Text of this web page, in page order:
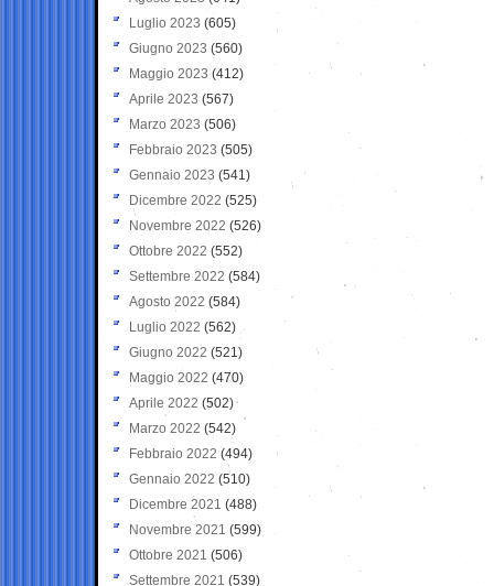
Luglio 2023 (605)
Giugno 2023 (560)
Maggio 2023 (412)
Aprile 2023 (567)
Marzo 2023 (506)
Febbraio 2023 (505)
Gennaio 2023 (541)
Dicembre 2022 (525)
Novembre 2022 (526)
Ottobre 2022 (552)
Settembre 2022 (584)
Agosto 2022 (584)
Luglio 2022 (562)
Giugno 2022 (521)
Maggio 2022 (470)
Aprile 2022 (502)
Marzo 2022 (542)
Febbraio 2022 (494)
Gennaio 2022 (510)
Dicembre 2021 (488)
Novembre 2021 (599)
Ottobre 2021 (506)
Settembre 2021 (539)